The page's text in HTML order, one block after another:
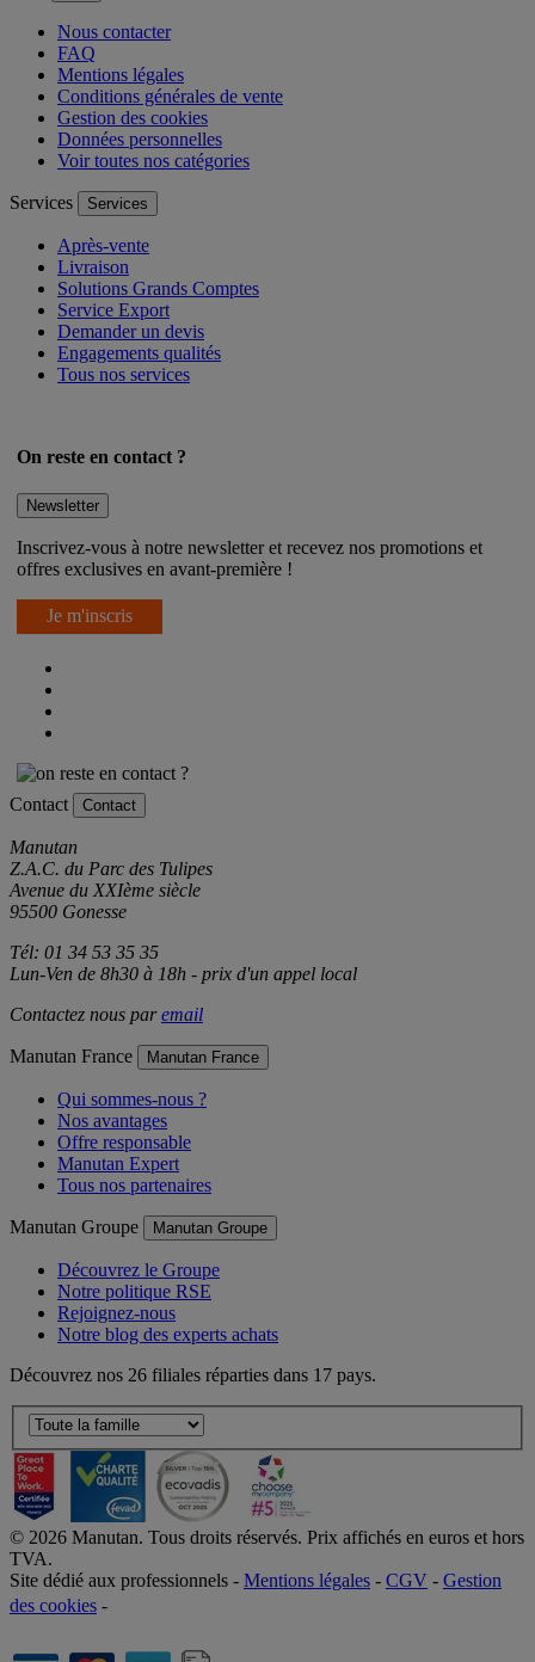
Nous contacter
FAQ
Mentions légales
Conditions générales de vente
Gestion des cookies
Données personnelles
Voir toutes nos catégories
Services Services
Après-vente
Livraison
Solutions Grands Comptes
Service Export
Demander un devis
Engagements qualités
Tous nos services
On reste en contact ?
Newsletter
Inscrivez-vous à notre newsletter et recevez nos promotions et
offres exclusives en avant-première !
Je m'inscris
Contact Contact
Manutan
Z.A.C. du Parc des Tulipes
Avenue du XXIème siècle
95500 Gonesse
Tél: 01 34 53 35 35
Lun-Ven de 8h30 à 18h - prix d'un appel local
Contactez nous paremail
Manutan France Manutan France
Qui sommes-nous ?
Nos avantages
Offre responsable
Manutan Expert
Tous nos partenaires
Manutan Groupe Manutan Groupe
Découvrez le Groupe
Notre politique RSE
Rejoignez-nous
Notre blog des experts achats
Découvrez nos 26 filiales réparties dans 17 pays.
© 2026 Manutan. Tous droits réservés. Prix affichés en euros et hors
TVA.
Site dédié aux professionnels - Mentions légales - CGV - Gestion
des cookies -